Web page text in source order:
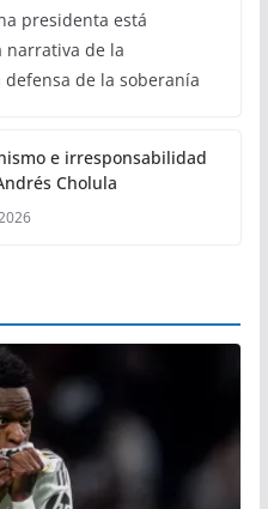
presidenta está
narrativa de la
de la soberanía
e irresponsabilidad
Cholula